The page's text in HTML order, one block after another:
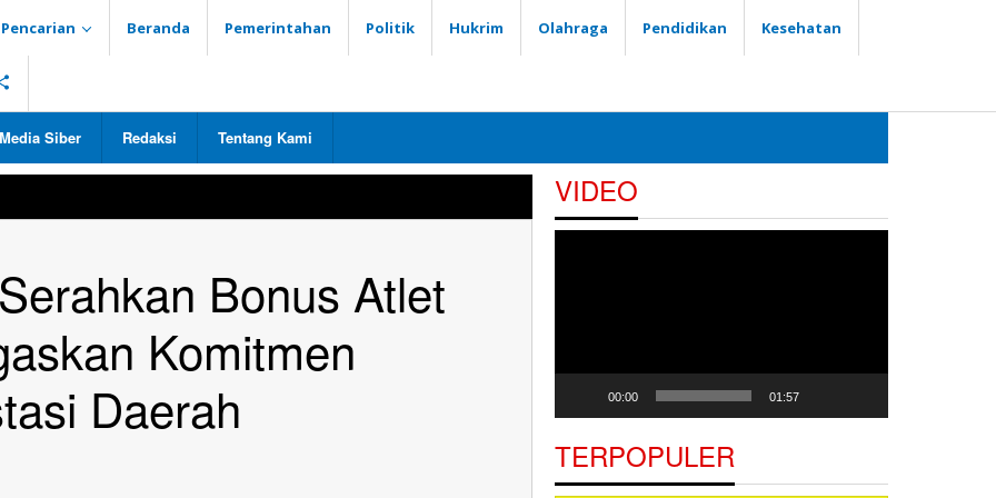
Pencarian Beranda Pemerintahan Politik Hukrim Olahraga Pendidikan Kesehatan
Siber Redaksi Tentang Kami
Bonus Atlet
Komitmen
Daerah
VIDEO
00:00 01:57
TERPOPULER